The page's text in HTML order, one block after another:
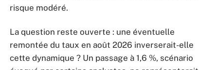
risque modéré.
La question reste ouverte : une éventuelle
remontée du taux en août 2026 inverserait-elle
cette dynamique ? Un passage à 1,6 %, scénario